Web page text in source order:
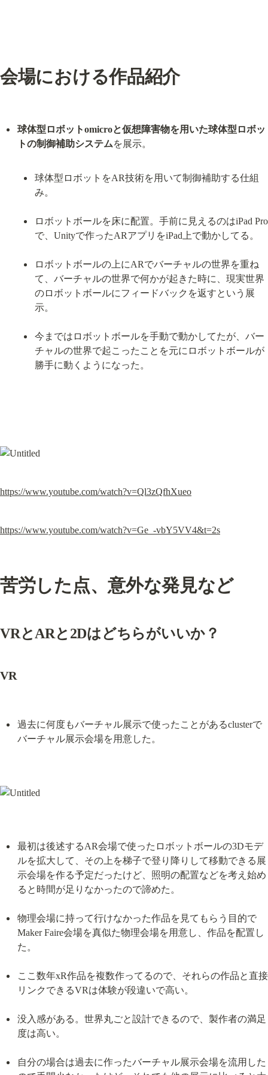
会場における作品紹介
球体型ロボットomicroと仮想障害物を用いた球体型ロボッ
トの制御補助システム
球体型ロボットをAR技術を用いて制御補助する仕組
み。
ロボットボールを床に配置。手前に見えるのはiPad Pro
で、Unityで作ったARアプリをiPad上で動かしてる。
ロボットボールの上にARでバーチャルの世界を重ね
て、バーチャルの世界で何かが起きた時に、現実世界
のロボットボールにフィードバックを返すという展
示。
今まではロボットボールを手動で動かしてたが、バー
チャルの世界で起こったことを元にロボットボールが
勝手に動くようになった。
https://www.youtube.com/watch?v=Ql3zQfhXueo
https://www.youtube.com/watch?v=Ge_-vbY5VV4&t=2s
苦労した点、意外な発見など
VRとARと2Dはどちらがいいか？
VR
過去に何度もバーチャル展示で使ったことがあるclusterで
バーチャル展示会場を用意した。
最初は後述するAR会場で使ったロボットボールの3Dモデ
ルを拡大して、その上を梯子で登り降りして移動できる展
示会場を作る予定だったけど、照明の配置などを考え始め
ると時間が足りなかったので諦めた。
物理会場に持って行けなかった作品を見てもらう目的で
Maker Faire会場を真似た物理会場を用意し、作品を配置し
た。
ここ数年xR作品を複数作ってるので、それらの作品と直接
リンクできるVRは体験が段違いで高い。
没入感がある。世界丸ごと設計できるので、製作者の満足
度は高い。
自分の場合は過去に作ったバーチャル展示会場を流用した